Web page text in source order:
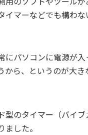
イマーなどでも構わ
にパソコンに電源が
ら、というのが大き
型のタイマー（バイ
した。